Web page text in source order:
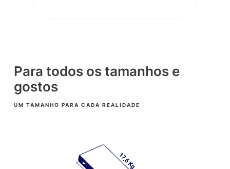
Para todos os tamanhos e
gostos
UM TAMANHO PARA CADA REALIDADE